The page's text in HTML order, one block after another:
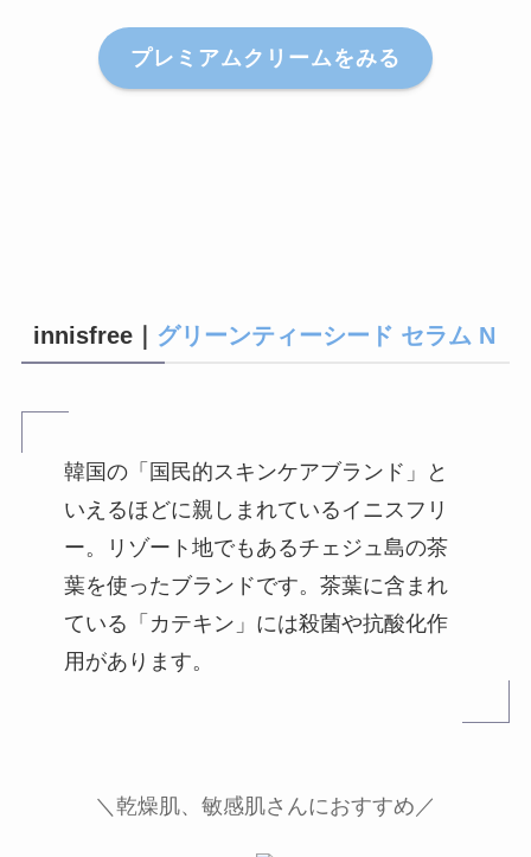
プレミアムクリームをみる
innisfree｜ グリーンティーシード セラム N
韓国の「国民的スキンケアブランド」と
いえるほどに親しまれているイニスフリ
ー。リゾート地でもあるチェジュ島の茶
葉を使ったブランドです。茶葉に含まれ
ている「カテキン」には殺菌や抗酸化作
用があります。
＼ 乾燥肌、敏感肌さんにおすすめ／